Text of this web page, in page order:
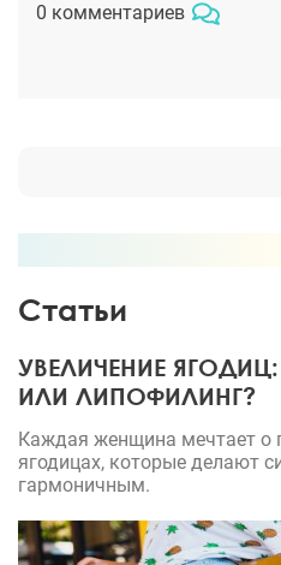
0 комментариев
Статьи
УВЕЛИЧЕНИЕ
ИЛИ ЛИПОФИЛИНГ?
Каждая женщина мечтает о
ягодицах, которые делают
гармоничным.